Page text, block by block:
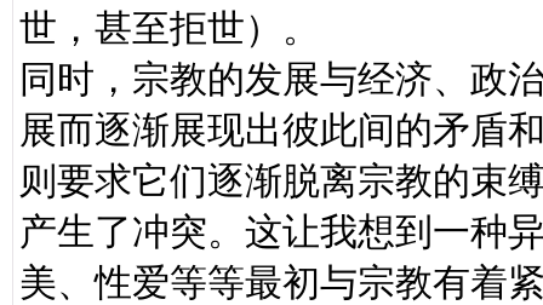
世，甚至拒世）。
同时，宗教的发展与经济、政
展而逐渐展现出彼此间的矛盾
则要求它们逐渐脱离宗教的束
产生了冲突。这让我想到一种
美、性爱等等最初与宗教有着